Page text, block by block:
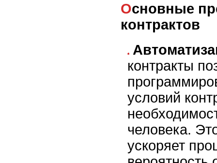
Основные преимущества смарт-
контрактов
контракты
условий
человека.
ускоряет